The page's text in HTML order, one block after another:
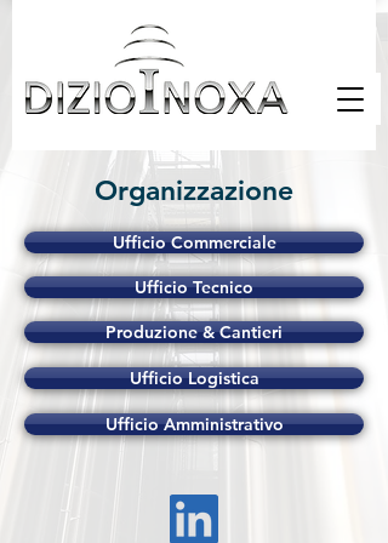
Organizzazione
Ufficio Commerciale
Ufficio Tecnico
Produzione & Cantieri
Ufficio Logistica
Ufficio Amministrativo